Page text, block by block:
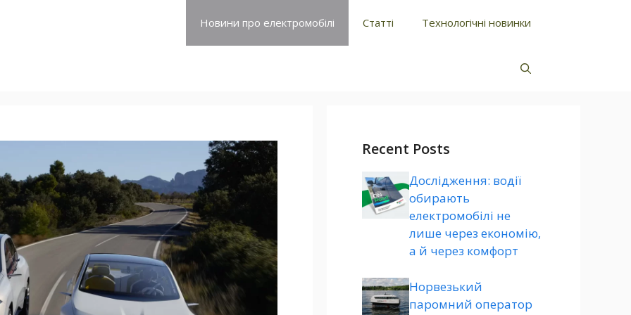
Новини про електромобілі Статті Технологічні новинки
Recent Posts
Дослідження: водії
обирають
електромобілі не
лише через економію,
а й через комфорт
Норвезький
паромний оператор